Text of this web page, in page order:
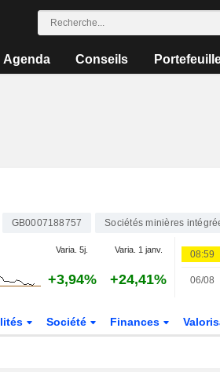
Agenda Conseils
GB0007188757 Sociétés minières
Varia. 5j. Varia. 1 janv.
+3,94% +24,41%
08:59
06/08
Société Finances